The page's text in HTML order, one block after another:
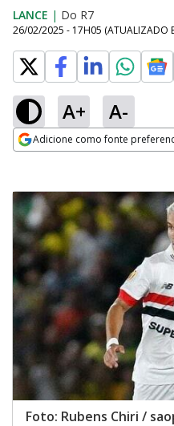
LANCE | Do R7
26/02/2025 - 17H05 (ATUALIZADO
A+ A-
Adicione como fonte
Foto: Rubens Chiri /